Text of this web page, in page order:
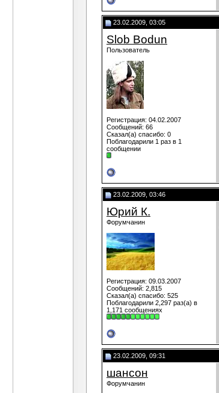
23.02.2009, 03:05
Slob Bodun
Пользователь
Регистрация: 04.02.2007
Сообщений: 66
Сказал(а) спасибо: 0
Поблагодарили 1 раз в 1
сообщении
23.02.2009, 03:46
Юрий К.
Форумчанин
Регистрация: 09.03.2007
Сообщений: 2,815
Сказал(а) спасибо: 525
Поблагодарили 2,297 раз(а) в
1,171 сообщениях
23.02.2009, 09:31
шансон
Форумчанин